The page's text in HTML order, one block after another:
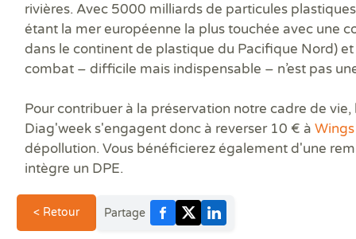
rivières. Avec 5000 milliards de particules
étant la mer européenne la plus touchée avec une
dans le continent de plastique du Pacifique Nord)
combat – difficile mais indispensable – n’est pas
Pour contribuer à la préservation notre cadre de
Diag'week s'engagent donc à reverser 10 € à
dépollution. Vous bénéficierez également d'une
intègre un DPE.
< Retour Partage